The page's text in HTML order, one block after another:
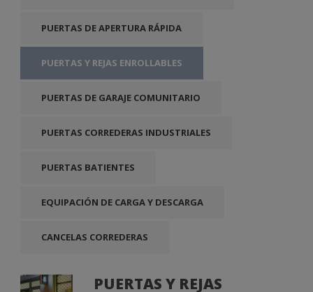
PUERTAS DE APERTURA RÁPIDA
PUERTAS Y REJAS ENROLLABLES
PUERTAS DE GARAJE COMUNITARIO
PUERTAS CORREDERAS INDUSTRIALES
PUERTAS BATIENTES
EQUIPACIÓN DE CARGA Y DESCARGA
CANCELAS CORREDERAS
PUERTAS Y REJAS